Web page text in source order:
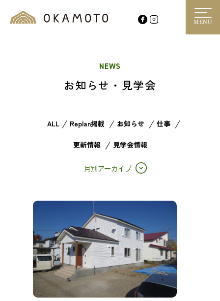
MENU
NEWS
お知らせ・見学会
ALL Replan掲載 お知らせ 仕事
更新情報 見学会情報
月別アーカイブ